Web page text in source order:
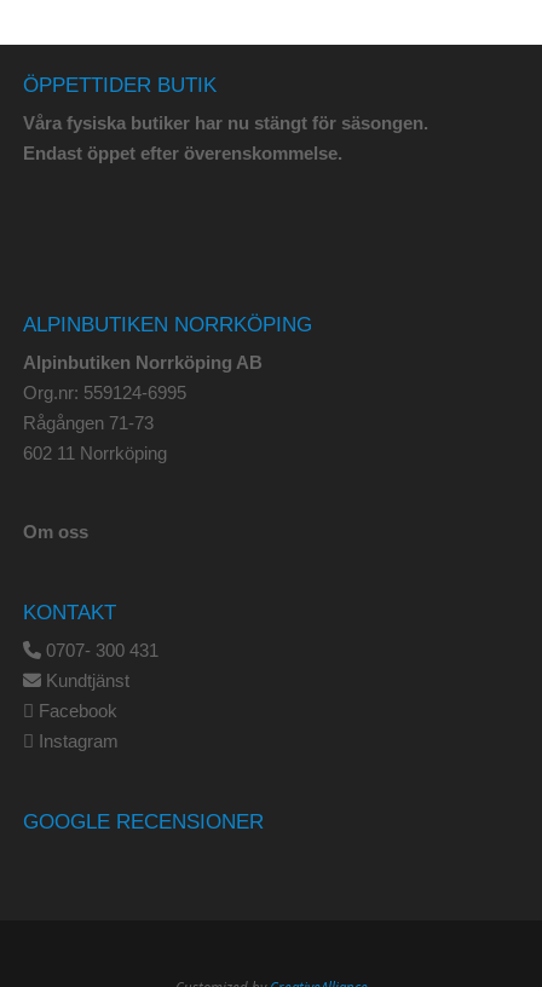
ÖPPETTIDER BUTIK
Våra fysiska butiker har nu stängt för säsongen.
Endast öppet efter överenskommelse.
ALPINBUTIKEN NORRKÖPING
Alpinbutiken Norrköping AB
Org.nr: 559124-6995
Rågången 71-73
602 11 Norrköping
Om oss
KONTAKT
0707- 300 431
Kundtjänst
Facebook
Instagram
GOOGLE RECENSIONER